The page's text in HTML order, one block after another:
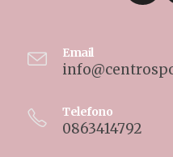
Email
Telefono
0863414792